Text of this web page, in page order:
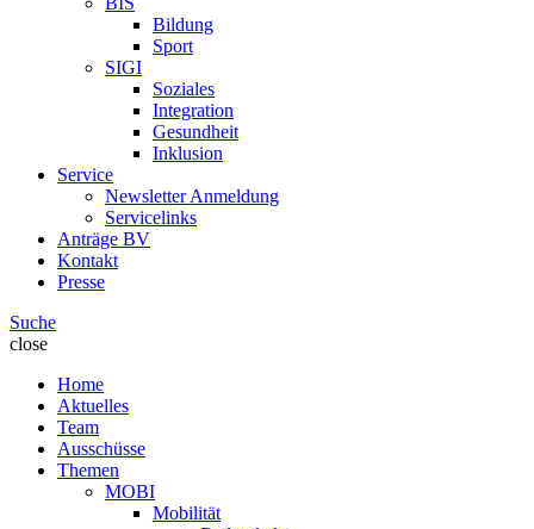
Bildung
Sport
SIGI
Soziales
Integration
Gesundheit
Inklusion
Service
Newsletter Anmeldung
Servicelinks
Anträge BV
Kontakt
Presse
Suche
close
Home
Aktuelles
Team
Ausschüsse
Themen
MOBI
Mobilität